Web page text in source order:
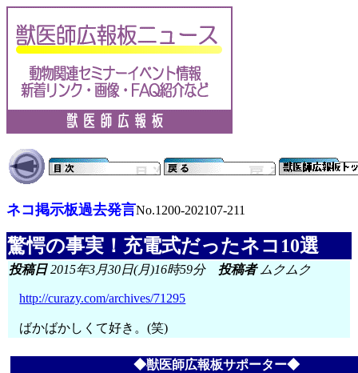
ネコ掲示板過去発言No.1200-202107-211
驚愕の事実！充電式だったネコ10選
投稿日2015年3月30日(月)16時59分 投稿者ムクムク
http://curazy.com/archives/71295
ばかばかしくて好き。(笑)
◆獣医師広報板サポーター◆